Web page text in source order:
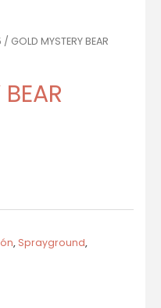
/ GOLD MYSTERY BEAR
, Sprayground,